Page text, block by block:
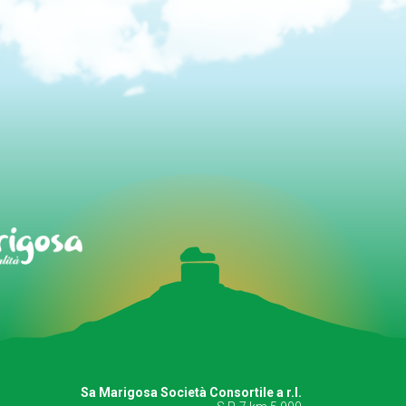
Sa Marigosa Società Consortile a r.l.